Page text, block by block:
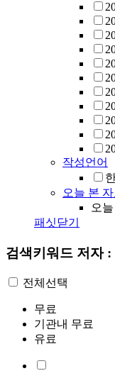
작성언어
오늘 본 자
오
패싯닫기
검색키워드 저자 :
전체선택
무료
기관내 무료
유료